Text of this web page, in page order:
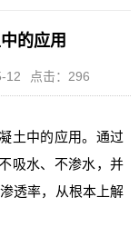
的应用
12 点击：296
土中的应用。通过
吸水、不渗水，并
透率，从根本上解